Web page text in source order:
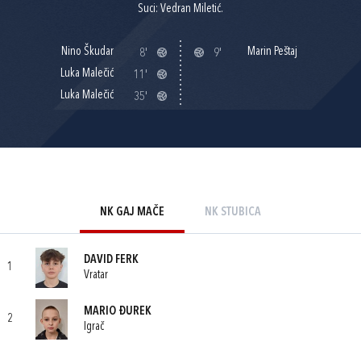
Suci: Vedran Miletić.
Nino Škudar
8'
Luka Malečić
11'
Luka Malečić
35'
9' Marin Peštaj
NK GAJ MAČE NK STUBICA
1
DAVID FERK
Vratar
2
MARIO ĐUREK
Igrač